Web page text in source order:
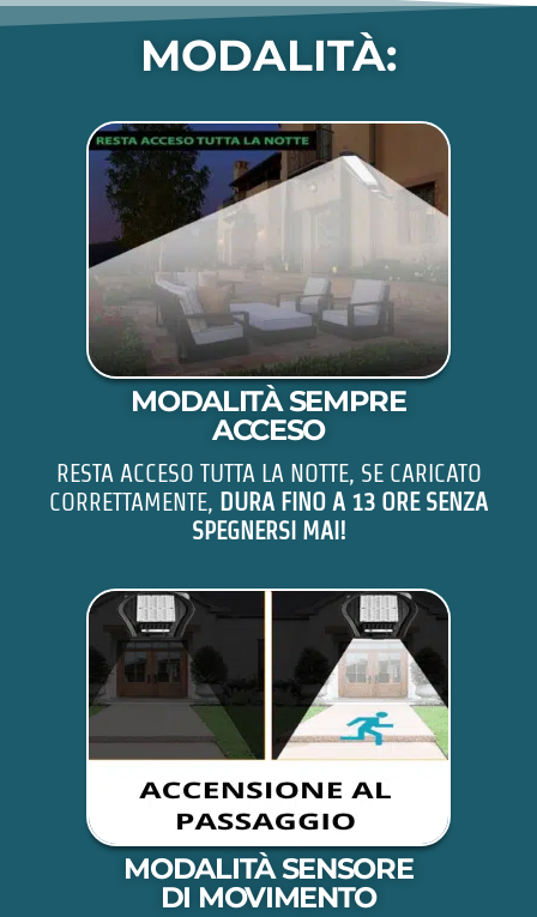
MODALITÀ:
MODALITÀ SEMPRE
ACCESO
RESTA ACCESO TUTTA LA NOTTE, SE CARICATO
CORRETTAMENTE, DURA FINO A 13 ORE SENZA
SPEGNERSI MAI!
MODALITÀ SENSORE
DI MOVIMENTO